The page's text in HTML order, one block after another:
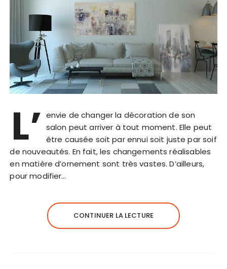
L’ envie de changer la décoration de son
salon peut arriver à tout moment. Elle peut
être causée soit par ennui soit juste par soif
de nouveautés. En fait, les changements réalisables
en matière d’ornement sont très vastes. D’ailleurs,
pour modifier…
CONTINUER LA LECTURE